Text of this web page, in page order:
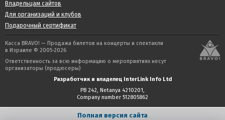
Владельцам сайтов
Для организаций и клубов
Подарочный сертификат
Касса BRAVO! — Продажа билетов на концерты и спектакли
в Израиле © 2005-2026
Ответственность за всю информацию о мероприятиях несут
организаторы (продюсеры)
Разработчик и владелец InterLink Info Ltd
PB 242, Netanya 4210201,
Company number 512805862
Полная версия сайта